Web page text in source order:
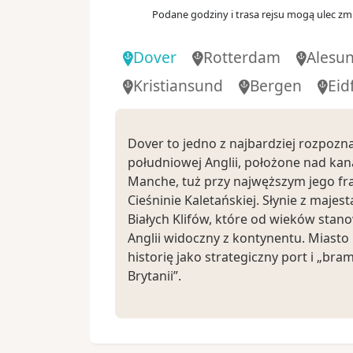
Dzień 10 .niedz. 24.10.2027
Norwegia
Dzień 11.pon.25.10.2027
Alta
Dzień 12.wt.26.10.2027
Dzień na morzu
Dzień 13.śr.27.10.2027
Kristiansund
Norwegia
Dzień 14
Norwegia
Podane godziny i trasa rejsu mogą ulec
Dover Rotterdam
Kristiansund
Bergen
Dover to jedno z najbardziej
południowej Anglii, położone nad
Manche, tuż przy najwęższym jego
Cieśninie Kaletańskiej. Słynie z
Białych Klifów, które od wieków
Anglii widoczny z kontynentu. Miasto
historię jako strategiczny port i
Brytanii”.